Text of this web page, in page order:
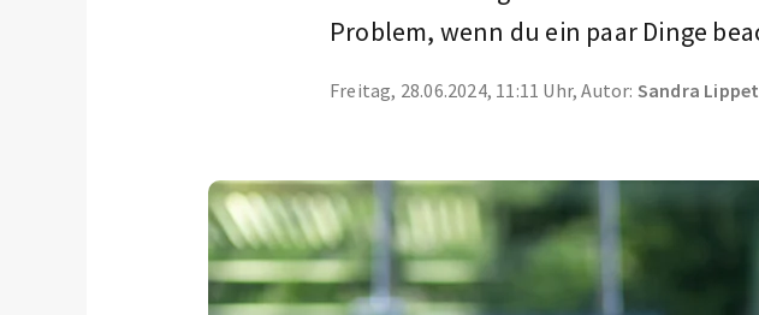
Problem, wenn du ein paar Dinge
Freitag, 28.06.2024, 11:11 Uhr, Autor: Sandra Lippet